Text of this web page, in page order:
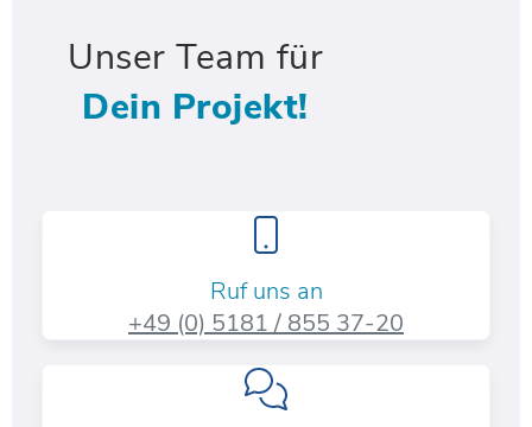
Unser Team für
Dein Projekt!
Ruf uns an
+49 (0) 5181 / 855 37-20​